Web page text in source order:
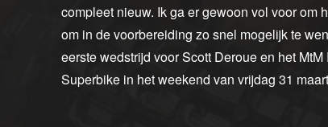
compleet nieuw. Ik ga er gewoon vol voor om
om in de voorbereiding zo snel mogelijk te
eerste wedstrijd voor Scott Deroue en het
Superbike in het weekend van vrijdag 31